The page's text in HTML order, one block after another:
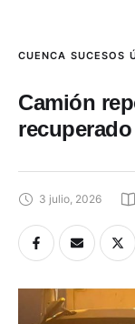
CUENCA SUCESOS
Camión
3 julio, 2026